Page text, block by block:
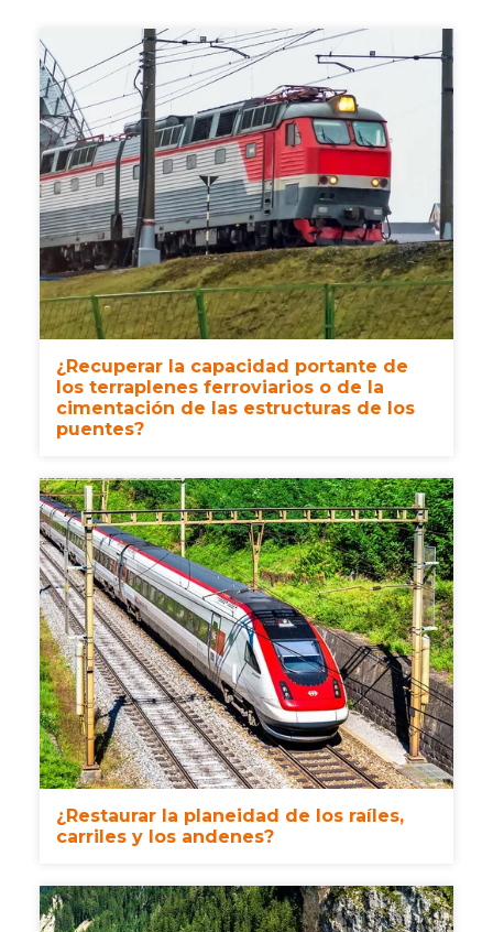
¿Recuperar la capacidad portante de
los terraplenes ferroviarios o de la
cimentación de las estructuras de los
puentes?
¿Restaurar la planeidad de los raíles,
carriles y los andenes?